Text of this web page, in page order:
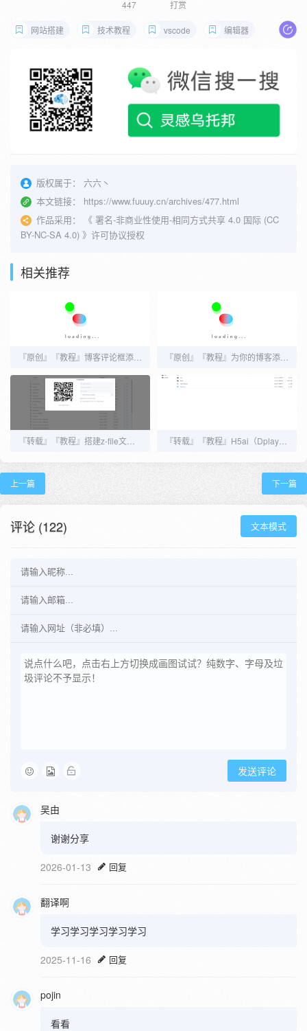
447 打赏
网站搭建 技术教程 vscode 编辑器
版权属于：
六六丶
本文链接：
https://www.fuuuy.cn/archives/477.html
作品采用：
《 署名-非商业性使用-相同方式共享 4.0 国际 (CC
BY-NC-SA 4.0) 》许可协议授权
相关推荐
上一篇 下一篇
评论 (122) 文本模式
发送评论
吴由
谢谢分享
2026-01-13 回复
翻译啊
学习学习学习学习学习
2025-11-16 回复
pojin
看看